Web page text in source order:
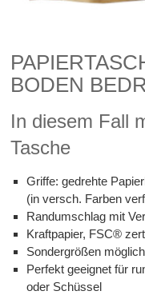
BODEN
In diesem Fall
Tasche
Griffe: gedrehte
(in versch. Farben
Randumschlag mit
Kraftpapier, FSC®
Sondergrößen
Perfekt geeignet für
oder Schüssel